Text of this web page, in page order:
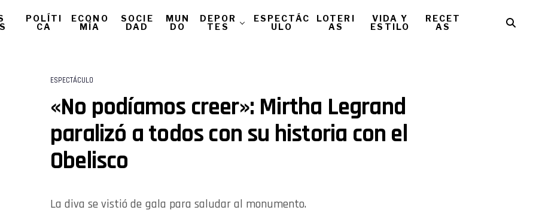
POLÍTI
CA
ECONO
MÍA
SOCIE
DAD
MUN
DO
DEPOR
TES
ESPECTÁC
ULO
LOTERI
AS
VIDA Y
ESTILO
RECET
AS
ESPECTÁCULO
«No podíamos creer»: Mirtha Legrand
paralizó a todos con su historia con el
Obelisco
La diva se vistió de gala para saludar al monumento.